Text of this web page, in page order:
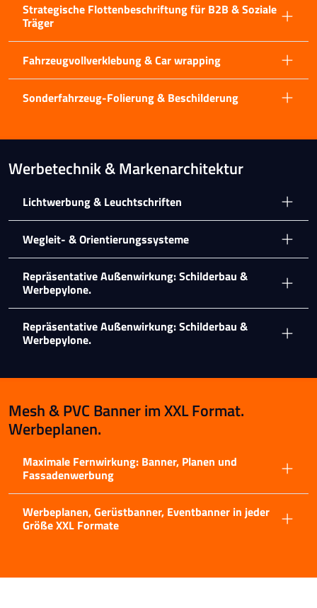
Strategische Flottenbeschriftung für B2B & Soziale
Träger
Fahrzeugvollverklebung & Car wrapping
Sonderfahrzeug-Folierung & Beschilderung
Werbetechnik & Markenarchitektur
Lichtwerbung & Leuchtschriften
Wegleit- & Orientierungssysteme
Repräsentative Außenwirkung: Schilderbau &
Werbepylone.
Repräsentative Außenwirkung: Schilderbau &
Werbepylone.
Mesh & PVC Banner im XXL Format.
Werbeplanen.
Maximale Fernwirkung: Banner, Planen und
Fassadenwerbung
Werbeplanen, Gerüstbanner, Eventbanner in jeder
Größe XXL Formate